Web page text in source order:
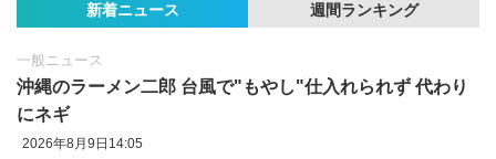
新着ニュース 週間ランキング
一般ニュース
沖縄のラーメン二郎 台風で"もやし"仕入れられず 代わり
にネギ
2026年8月9日14:05